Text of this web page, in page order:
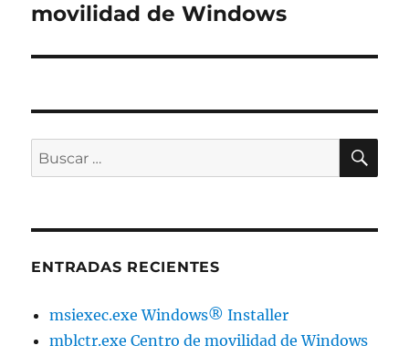
siguiente:
movilidad de Windows
Buscar
por:
ENTRADAS RECIENTES
msiexec.exe Windows® Installer
mblctr.exe Centro de movilidad de Windows